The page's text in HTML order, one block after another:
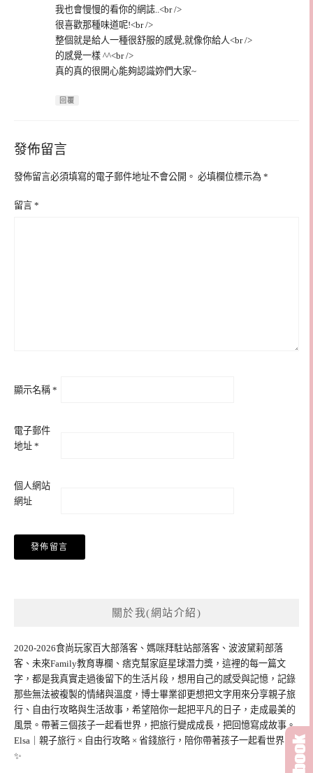
我也會慢慢的看你的網誌..<br />
很喜歡那種味道呢!<br />
整個就是給人一種很舒服的感覺,就像你給人<br />
的感覺一樣 ^^<br />
真的真的很開心能夠認識妳們大家~
回覆
發佈留言
發佈留言必須填寫的電子郵件地址不會公開。 必填欄位標示為 *
留言 *
顯示名稱 *
電子郵件
地址 *
個人網站
網址
關於我(網站介紹)
2020-2026食尚玩家百大部落客、媽咪拜駐站部落客、波波黛莉部落
客、未來Family教育專欄、痞克幫家庭星球潛力獎，這裡的每一篇文
字，都是我真實走過後留下的生活片段，想用自己的感受與記憶，記錄
那些無法被複製的情緒與溫度，博士畢業卻更想把文字用來分享親子旅
行、自由行攻略與生活故事，希望陪你一起把平凡的日子，走成最美的
風景。帶著三個孩子一起看世界，把旅行變成成長，把回憶寫成故事。
Elsa｜親子旅行 × 自由行攻略 × 省錢旅行，陪你帶著孩子一起看世界。
✨